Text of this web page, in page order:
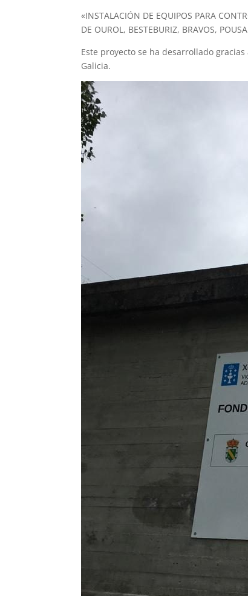
«INSTALACIÓN DE EQUIPOS PARA
DE OUROL, BESTEBURIZ, BRAVOS,
Este proyecto se ha desarrollado
Galicia.